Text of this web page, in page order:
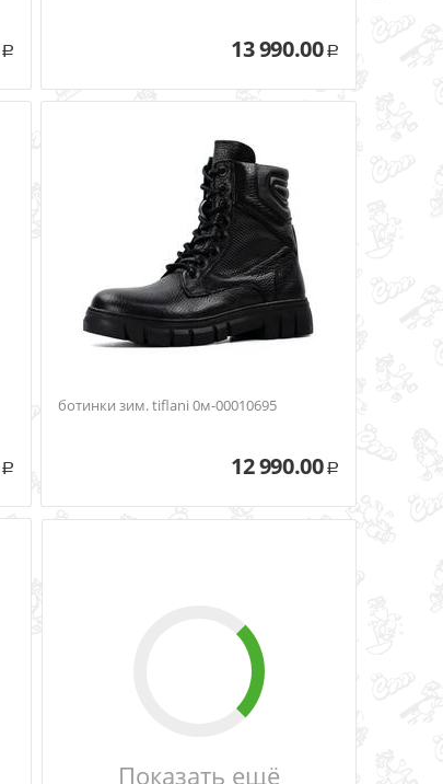
Р 13 990.00 Р
Р
ботинки зим. tiflani 0м-00010695
12 990.00 Р
Показать ещё